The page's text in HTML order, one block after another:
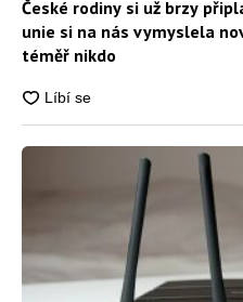
České rodiny si už brzy
unie si na nás vymyslela
téměř nikdo